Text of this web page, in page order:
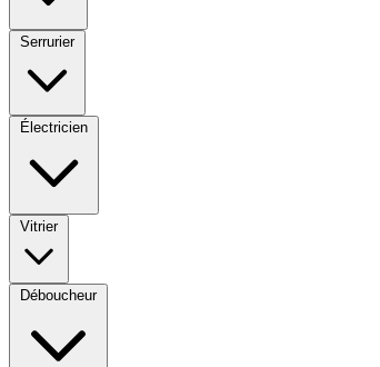
Serrurier
Électricien
Vitrier
Déboucheur